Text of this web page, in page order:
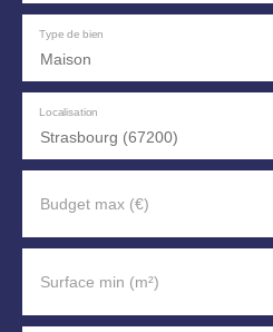
Maison
Type de bien
Strasbourg (67200)
Localisation
Budget max (€)
Surface min (m²)